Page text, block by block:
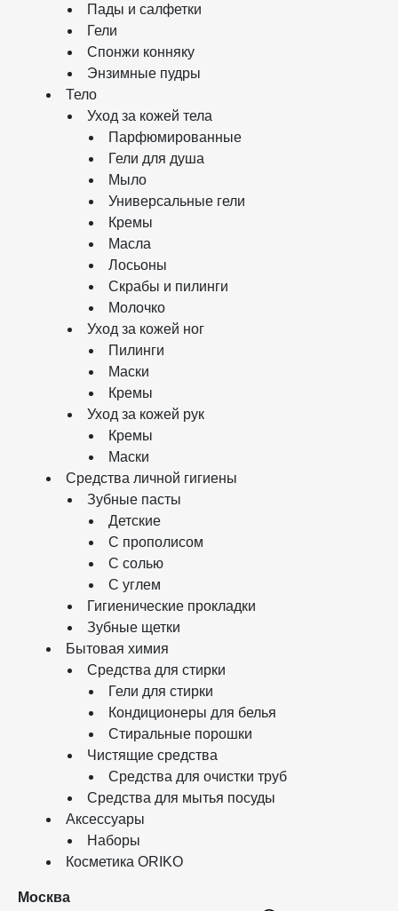
Пады и салфетки
Гели
Спонжи конняку
Энзимные пудры
Тело
Уход за кожей тела
Парфюмированные
Гели для душа
Мыло
Универсальные гели
Кремы
Масла
Лосьоны
Скрабы и пилинги
Молочко
Уход за кожей ног
Пилинги
Маски
Кремы
Уход за кожей рук
Кремы
Маски
Средства личной гигиены
Зубные пасты
Детские
С прополисом
С солью
С углем
Гигиенические прокладки
Зубные щетки
Бытовая химия
Средства для стирки
Гели для стирки
Кондиционеры для белья
Стиральные порошки
Чистящие средства
Средства для очистки труб
Средства для мытья посуды
Аксессуары
Наборы
Косметика ORIKO
Москва